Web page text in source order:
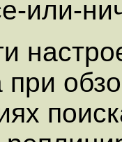
или-
при